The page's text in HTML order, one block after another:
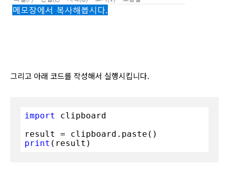
그리고 아래 코드를 작성해서 실행시킵니다.
import
clipboard
print (result)